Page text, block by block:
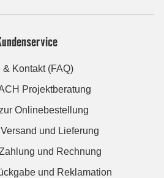
& Kontakt (FAQ)
Projektberatung
Onlinebestellung
und Lieferung
und Rechnung
und Reklamation